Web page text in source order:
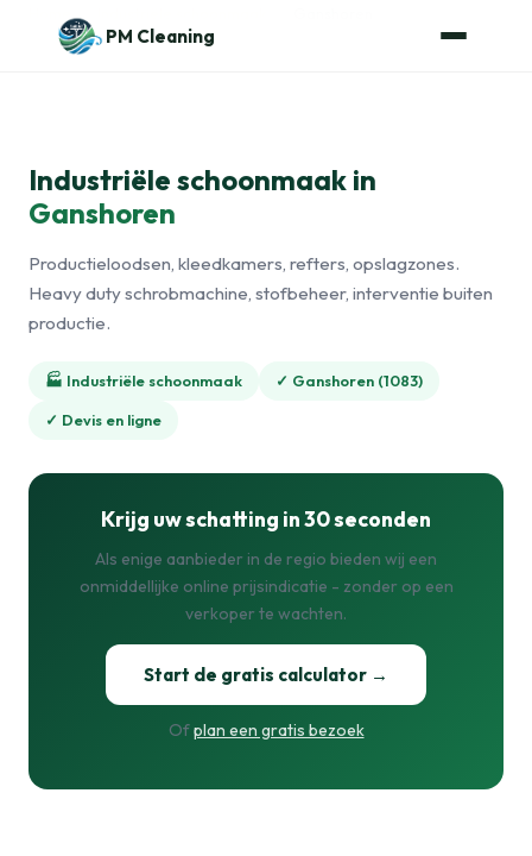
Naar de inhoud
PM Cleaning
Industriële schoonmaak in
Ganshoren
Productieloodsen, kleedkamers, refters, opslagzones.
Heavy duty schrobmachine, stofbeheer, interventie buiten
productie.
🏭 Industriële schoonmaak ✓ Ganshoren (1083)
✓ Devis en ligne
Krijg uw schatting in 30 seconden
Als enige aanbieder in de regio bieden wij een
onmiddellijke online prijsindicatie - zonder op een
verkoper te wachten.
Start de gratis calculator →
Ofplan een gratis bezoek